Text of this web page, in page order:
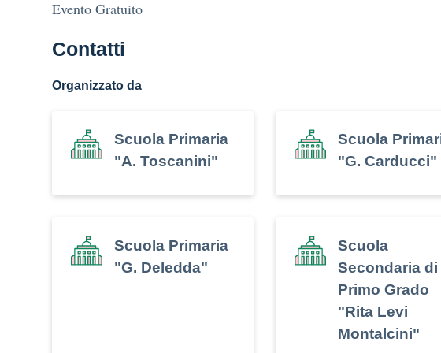
Evento Gratuito
Contatti
Organizzato da
Scuola Primaria
"A. Toscanini"
Scuola
"G. Carducci"
Scuola Primaria
"G. Deledda"
Scuola
Secondaria di
Primo Grado
"Rita Levi
Montalcini"